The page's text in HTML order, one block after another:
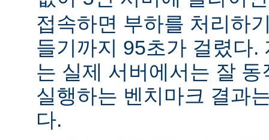
접속하면 부하를 처리하
들기까지 95초가 걸렸다.
는 실제 서버에서는 잘
실행하는 벤치마크 결과
다.